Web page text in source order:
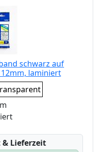
schwarz auf
laminiert
Lieferzeit